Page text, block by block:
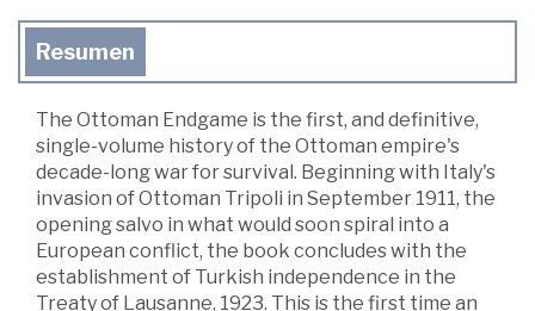
Resumen
The Ottoman Endgame is the first, and definitive,
single-volume history of the Ottoman empire's
decade-long war for survival. Beginning with Italy's
invasion of Ottoman Tripoli in September 1911, the
opening salvo in what would soon spiral into a
European conflict, the book concludes with the
establishment of Turkish independence in the
Treaty of Lausanne, 1923. This is the first time an